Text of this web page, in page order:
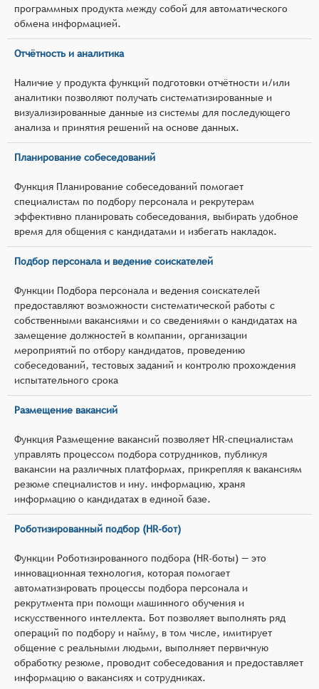
программных продукта между собой для автоматического
обмена информацией.
Отчётность и аналитика
Наличие у продукта функций подготовки отчётности и/или
аналитики позволяют получать систематизированные и
визуализированные данные из системы для последующего
анализа и принятия решений на основе данных.
Планирование собеседований
Функция Планирование собеседований помогает
специалистам по подбору персонала и рекрутерам
эффективно планировать собеседования, выбирать удобное
время для общения с кандидатами и избегать накладок.
Подбор персонала и ведение соискателей
Функции Подбора персонала и ведения соискателей
предоставляют возможности систематической работы с
собственными вакансиями и со сведениями о кандидатах на
замещение должностей в компании, организации
мероприятий по отбору кандидатов, проведению
собеседований, тестовых заданий и контролю прохождения
испытательного срока
Размещение вакансий
Функция Размещение вакансий позволяет HR-специалистам
управлять процессом подбора сотрудников, публикуя
вакансии на различных платформах, прикрепляя к вакансиям
резюме специалистов и ину. информацию, храня
информацию о кандидатах в единой базе.
Роботизированный подбор (HR-бот)
Функции Роботизированного подбора (HR-боты) — это
инновационная технология, которая помогает
автоматизировать процессы подбора персонала и
рекрутмента при помощи машинного обучения и
искусственного интеллекта. Бот позволяет выполнять ряд
операций по подбору и найму, в том числе, имитирует
общение с реальными людьми, выполняет первичную
обработку резюме, проводит собеседования и предоставляет
информацию о вакансиях и сотрудниках.